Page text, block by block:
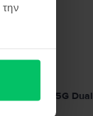
S24 Ultra 5G Dual